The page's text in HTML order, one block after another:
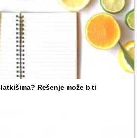
Rešenje može biti